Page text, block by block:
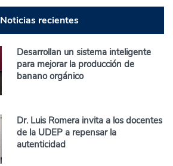
Noticias recientes
Desarrollan un sistema inteligente
para mejorar la producción de
banano orgánico
Dr. Luis Romera invita a los docentes
de la UDEP a repensar la
autenticidad